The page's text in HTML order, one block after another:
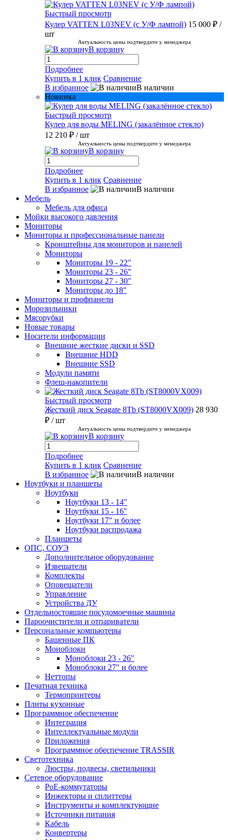
Быстрый просмотр
Кулер VATTEN L03NEV (с У/Ф лампой) 15 000 ₽ /
шт
Актуальность цены подтвердите у менеджера
В корзину
Подробнее
Купить в 1 клик Сравнение
В избранное
В наличии
Новинка
Быстрый просмотр
Кулер для воды MELING (закалённое стекло)
12 210 ₽ / шт
Актуальность цены подтвердите у менеджера
В корзину
Подробнее
Купить в 1 клик Сравнение
В избранное
В наличии
Мебель
Мебель для офиса
Мойки высокого давления
Мониторы
Мониторы и профессиональные панели
Кронштейны для мониторов и панелей
Мониторы
Мониторы 19 - 22"
Мониторы 23 - 26"
Мониторы 27 - 30"
Мониторы до 18"
Мониторы и профпанели
Морозильники
Мясорубки
Новые товары
Носители информации
Внешние жесткие диски и SSD
Внешние HDD
Внешние SSD
Модули памяти
Флеш-накопители
Быстрый просмотр
Жесткий диск Seagate 8Tb (ST8000VX009) 28 930
₽ / шт
Актуальность цены подтвердите у менеджера
В корзину
Подробнее
Купить в 1 клик Сравнение
В избранное
В наличии
Ноутбуки и планшеты
Ноутбуки
Ноутбуки 13 - 14"
Ноутбуки 15 - 16"
Ноутбуки 17" и более
Ноутбуки распродажа
Планшеты
ОПС, СОУЭ
Дополнительное оборудование
Извещатели
Комплекты
Оповещатели
Управление
Устройства ДУ
Отдельностоящие посудомоечные машины
Пароочистители и отпариватели
Персональные компьютеры
Башенные ПК
Моноблоки
Моноблоки 23 - 26"
Моноблоки 27" и более
Неттопы
Печатная техника
Термопринтеры
Плиты кухонные
Программное обеспечение
Интеграция
Интеллектуальные модули
Приложения
Программное обеспечение TRASSIR
Светотехника
Люстры, подвесы, светильники
Сетевое оборудование
PoE-коммутаторы
Инжекторы и сплиттеры
Инструменты и комплектующие
Источники питания
Кабель
Конвертеры